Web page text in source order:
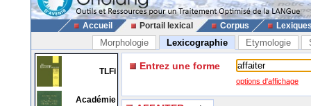
Accueil Portail lexical Corpus
Morphologie Lexicographie Etymologie
TLFi
Académie
Entrez une forme
options d'affichage